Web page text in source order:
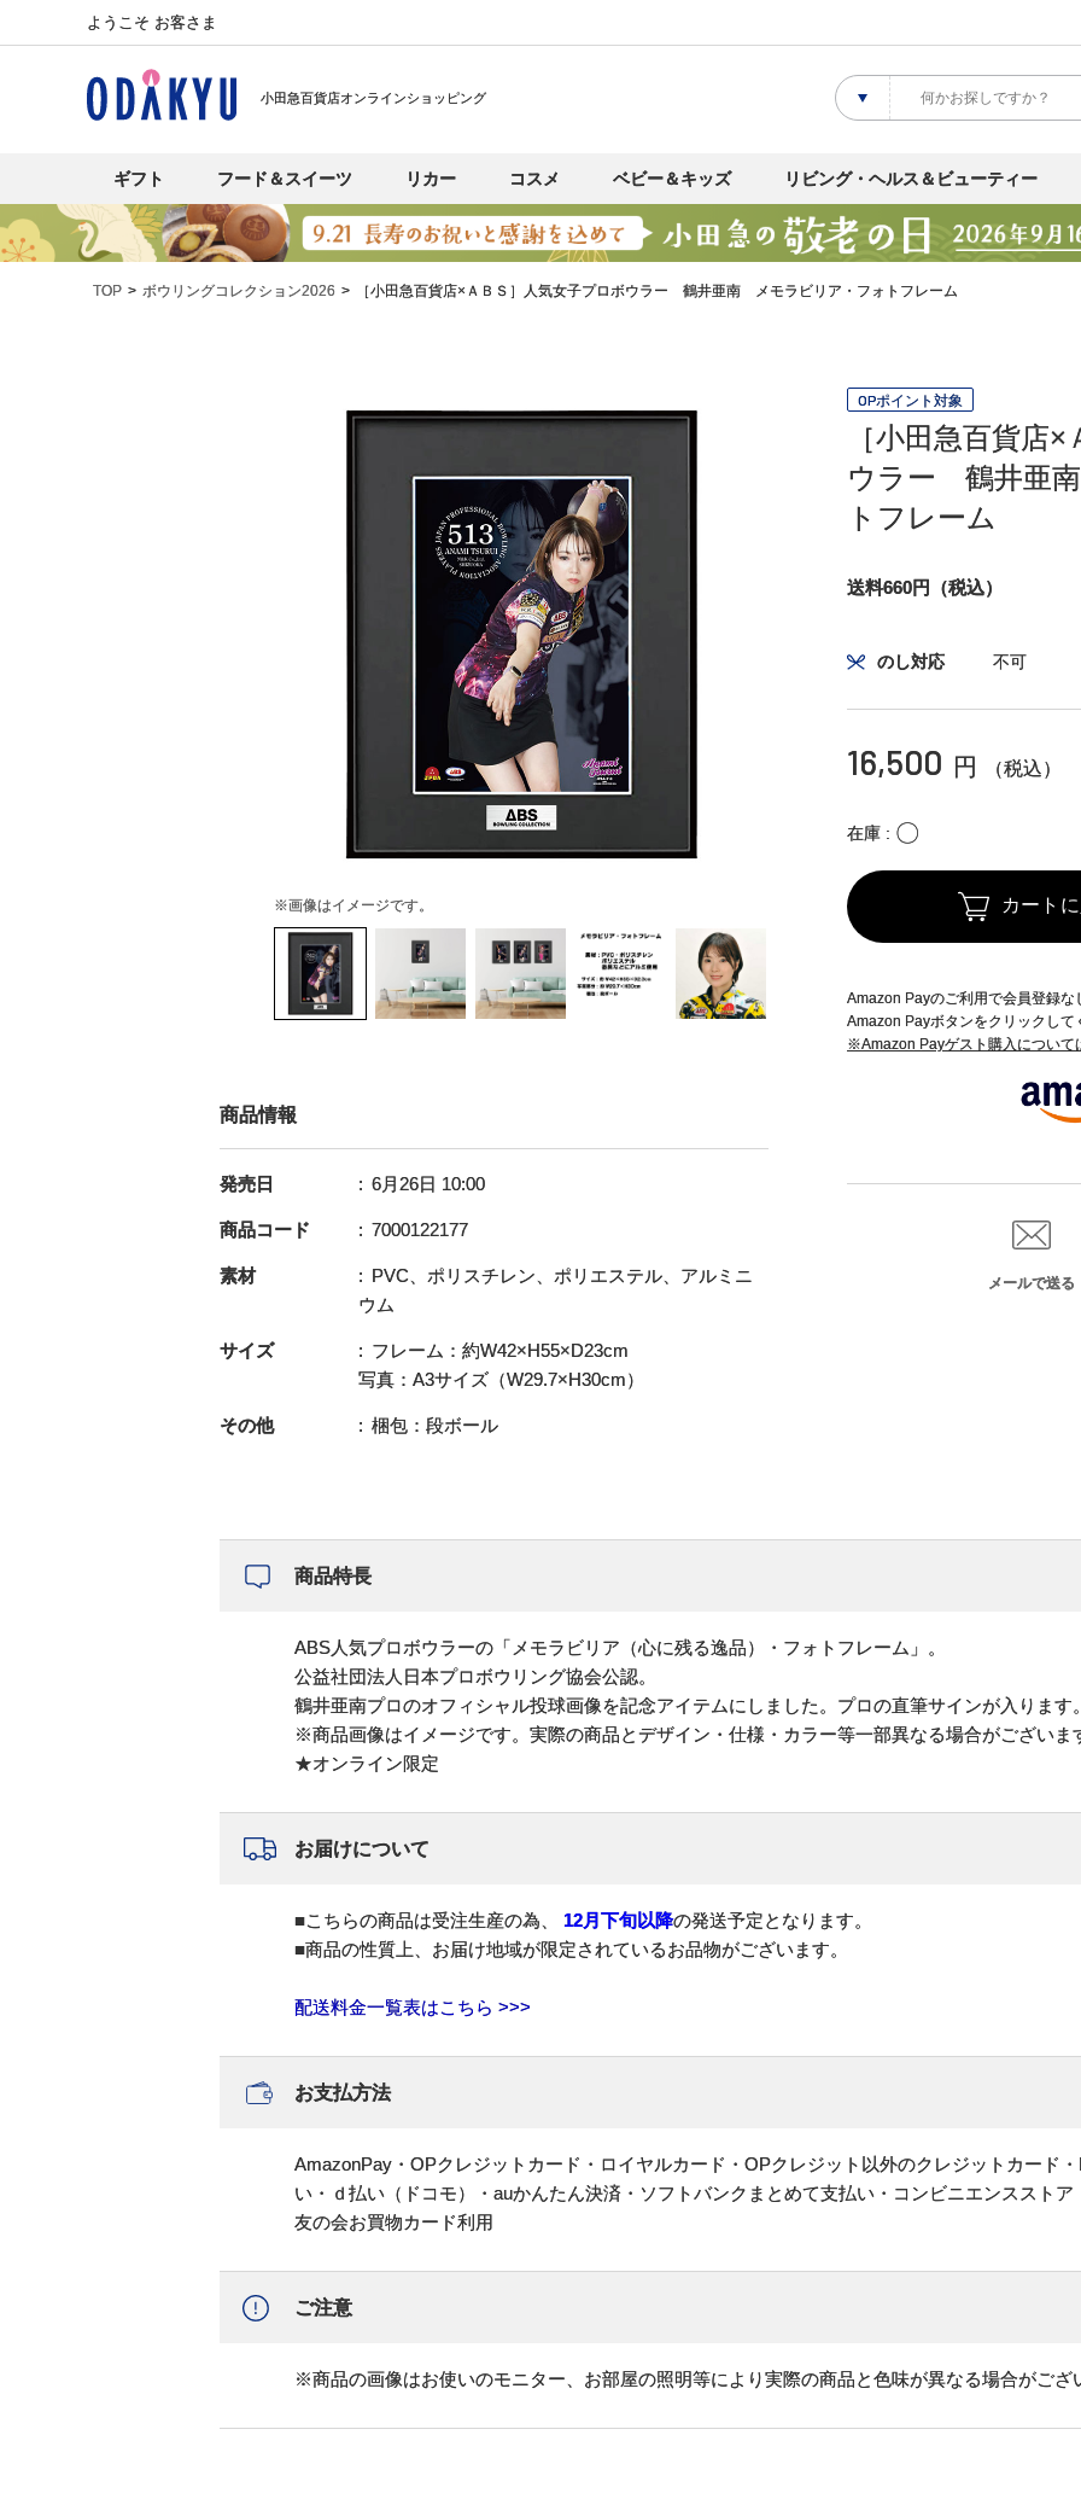
ようこそ お客さま
小田急百貨店オンラインショッピング
ギフト フード＆スイーツ リカー コスメ ベビー＆キッズ リビング・ヘルス＆ビューティー
TOP ボウリングコレクション2026 ［小田急百貨店×ＡＢＳ］人気女子プロボウラー 鶴井亜南 メモラビリア・フォトフレーム
※画像はイメージです。
OPポイント対象
［小田急百貨店
ウラー 鶴井亜
トフレーム
送料660円（税込）
のし対応 不可
16,500 円 （税込）
在庫 〇
カート
Amazon Payのご利用で会員登録
Amazon Payボタンをクリックして
※Amazon Payゲスト購入について
メールで送る
商品情報
発売日 6月26日 10:00
商品コード 7000122177
素材
PVC、ポリスチレン、ポリエステル、アルミニ
ウム
サイズ
フレーム：約W42×H55×D23cm
写真：A3サイズ（W29.7×H30cm）
その他 梱包：段ボール
商品特長
ABS人気プロボウラーの「メモラビリア（心に残る逸品）・フォトフレーム」。
公益社団法人日本プロボウリング協会公認。
鶴井亜南プロのオフィシャル投球画像を記念アイテムにしました。プロの直筆サインが入ります
※商品画像はイメージです。実際の商品とデザイン・仕様・カラー等一部異なる場合がございま
★オンライン限定
お届けについて
■こちらの商品は受注生産の為、 12月下旬以降の発送予定となります。
■商品の性質上、お届け地域が限定されているお品物がございます。
配送料金一覧表はこちら >>>
お支払方法
AmazonPay・OPクレジットカード・ロイヤルカード・OPクレジット以外のクレジットカード
い・ｄ払い（ドコモ）・auかんたん決済・ソフトバンクまとめて支払い・コンビニエンススト
友の会お買物カード利用
ご注意
※商品の画像はお使いのモニター、お部屋の照明等により実際の商品と色味が異なる場合がござ